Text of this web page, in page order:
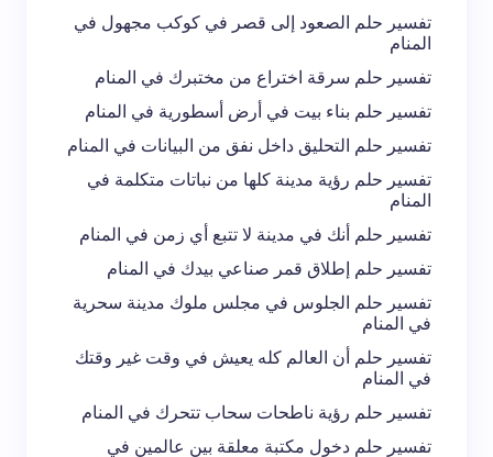
تفسير حلم الصعود إلى قصر في كوكب مجهول في
المنام
تفسير حلم سرقة اختراع من مختبرك في المنام
تفسير حلم بناء بيت في أرض أسطورية في المنام
تفسير حلم التحليق داخل نفق من البيانات في المنام
تفسير حلم رؤية مدينة كلها من نباتات متكلمة في
المنام
تفسير حلم أنك في مدينة لا تتبع أي زمن في المنام
تفسير حلم إطلاق قمر صناعي بيدك في المنام
تفسير حلم الجلوس في مجلس ملوك مدينة سحرية
في المنام
تفسير حلم أن العالم كله يعيش في وقت غير وقتك
في المنام
تفسير حلم رؤية ناطحات سحاب تتحرك في المنام
تفسير حلم دخول مكتبة معلقة بين عالمين في